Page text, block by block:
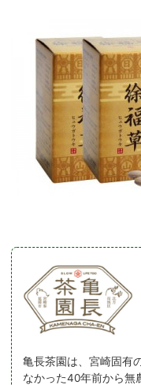
亀長茶園は、宮崎固有
なかった40年前から無